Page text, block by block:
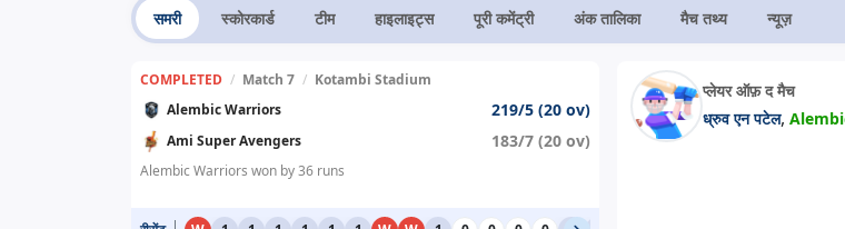
समरी स्कोरकार्ड टीम हाइलाइट्स पूरी कमेंट्री अंक तालिका मैच तथ्य न्यूज़
COMPLETED / Match 7 / Kotambi Stadium
Alembic Warriors
219/5 (20 ov)
Ami Super Avengers 183/7 (20 ov)
Alembic Warriors won by 36 runs
प्लेयर ऑफ़ द मैच
ध्रुव एन पटेल,